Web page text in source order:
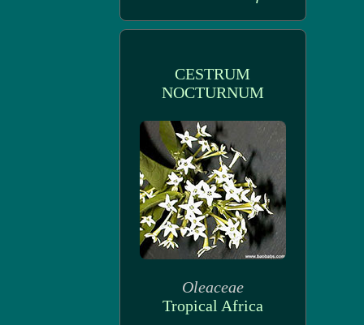
CESTRUM
NOCTURNUM
Oleaceae
Tropical Africa